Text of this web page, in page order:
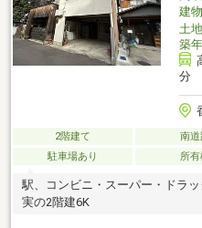
建
土
築
分
2階建て 南道
駐車場あり
所
駅、コンビニ・スーパー・ドラ
実の2階建6K